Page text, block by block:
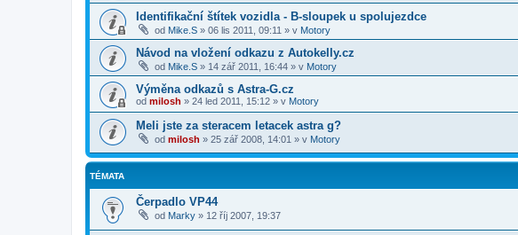
Identifikační štítek vozidla - B-sloupek u spolujezdce
od Mike.S » 06 lis 2011, 09:11 » v Motory
Návod na vložení odkazu z Autokelly.cz
od Mike.S » 14 zář 2011, 16:44 » v Motory
Výměna odkazů s Astra-G.cz
od milosh » 24 led 2011, 15:12 » v Motory
Meli jste za steracem letacek astra g?
od milosh » 25 zář 2008, 14:01 » v Motory
TÉMATA
Čerpadlo VP44
od Marky » 12 říj 2007, 19:37